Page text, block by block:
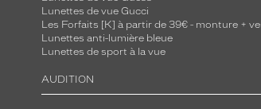
Lunettes de vue Gucci
Les Forfaits [K] à partir de 39€ - monture +
Lunettes anti-lumière bleue
Lunettes de sport à la vue
AUDITION